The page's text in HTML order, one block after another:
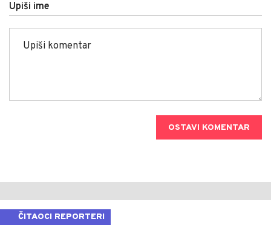
Upiši ime
OSTAVI KOMENTAR
ČITAOCI REPORTERI